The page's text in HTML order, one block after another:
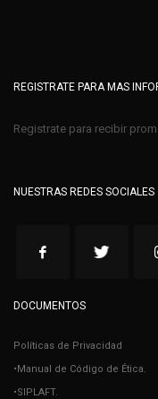
REGISTRATE PARA MAS
Registrate para recibir
NUESTRAS REDES SOCIALES
DOCUMENTOS
Políticas de Privacidad
•Manual de Código de Ética.
•SIPLAFT.